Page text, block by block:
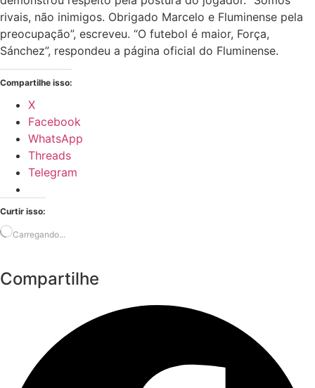
rivais, não inimigos. Obrigado Marcelo e Fluminense pela
preocupação”, escreveu. “O futebol é maior, Força,
Sánchez”, respondeu a página oficial do Fluminense.
Compartilhe isso:
X
Facebook
WhatsApp
Threads
Telegram
Curtir isso:
Carregando...
Compartilhe